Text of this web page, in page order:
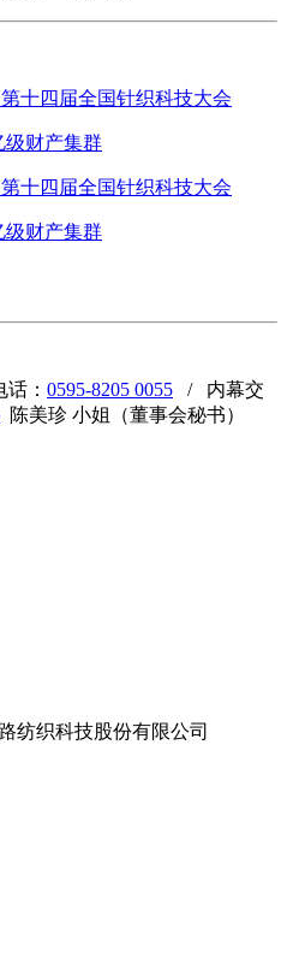
十四届全国针织科技大会
级财产集群
十四届全国针织科技大会
级财产集群
： 0595-8205 0055 / 内幕交
陈美珍 小姐（董事会秘书）
纺织科技股份有限公司